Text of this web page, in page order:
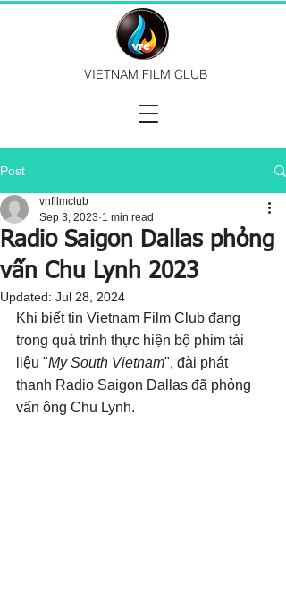
VIETNAM FILM CLUB
Post
Radio Saigon Dallas phỏng
vấn Chu Lynh 2023
vnfilmclub
Sep 3, 2023 1 min read
Updated: Jul 28, 2024
Khi biết tin Vietnam Film Club đang
trong quá trình thực hiện bộ phim tài
liệu "My South Vietnam", đài phát
thanh Radio Saigon Dallas đã phỏng
vấn ông Chu Lynh.